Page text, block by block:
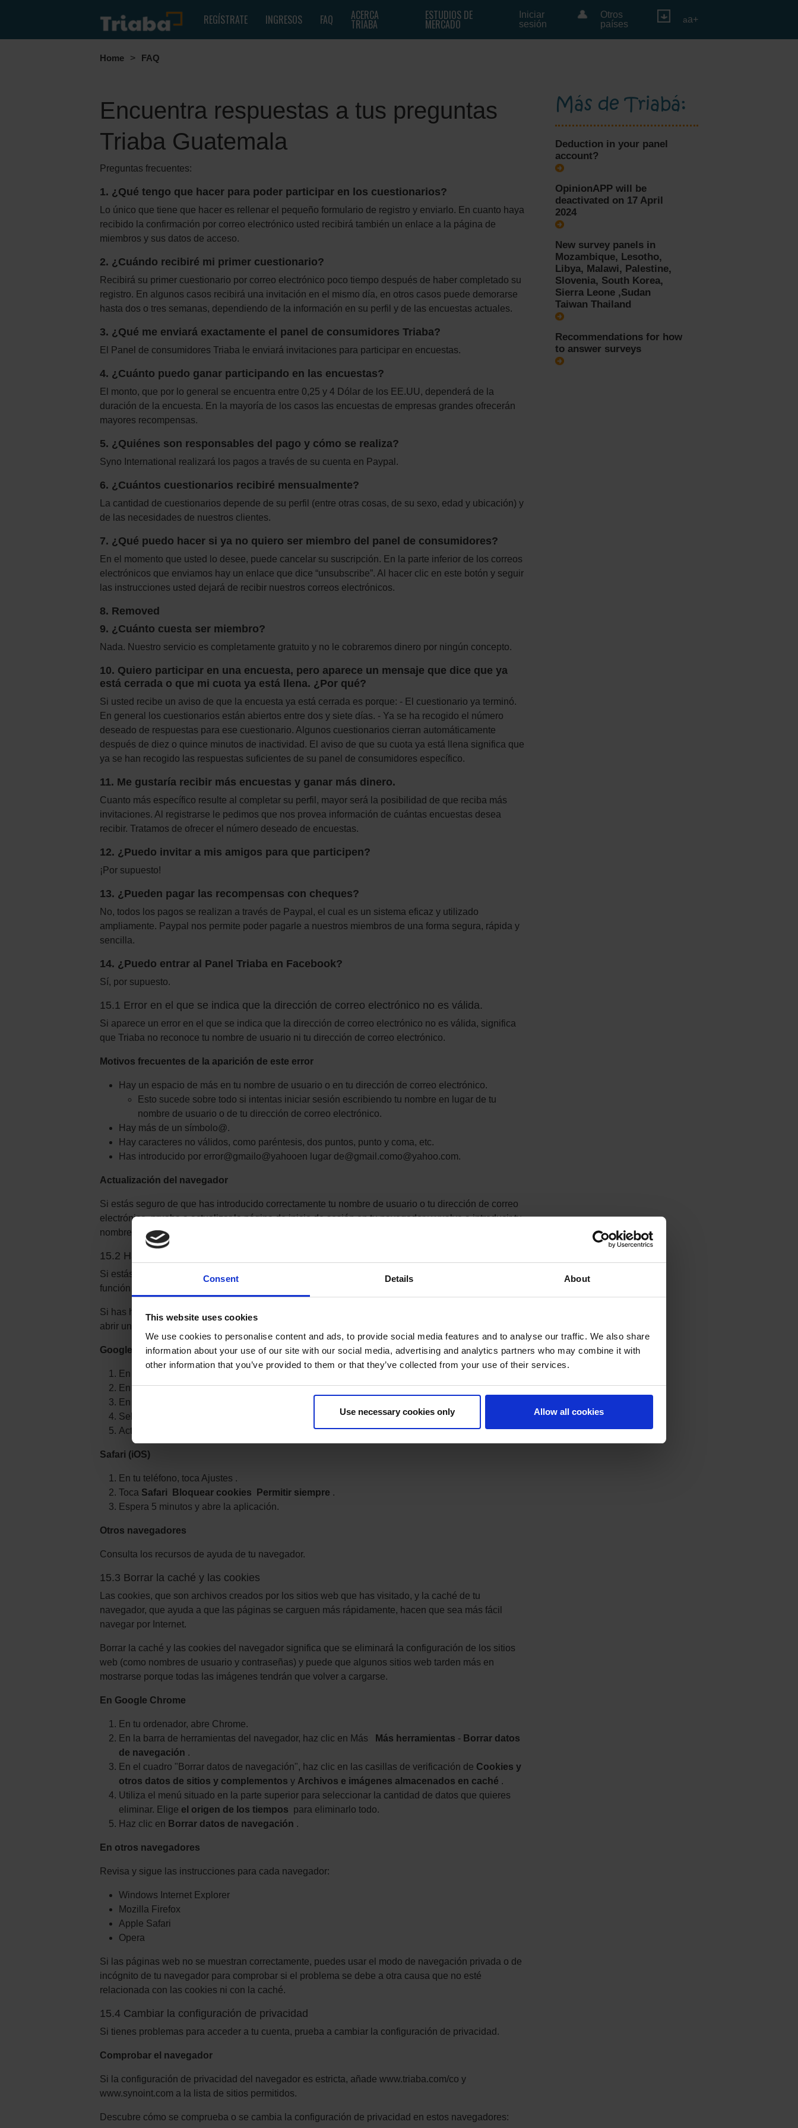
Consent Details About
This website uses cookies
We use cookies to personalise content and ads, to provide social media features and to analyse our traffic. We also share
information about your use of our site with our social media, advertising and analytics partners who may combine it with
other information that you’ve provided to them or that they’ve collected from your use of their services.
Use necessary cookies only Allow all cookies
REGÍSTRATE INGRESOS FAQ ACERCA
TRIABA
ESTUDIOS DE
MERCADO
Iniciar
sesión
Otros
países
aa+
Home > FAQ
Encuentra respuestas a tus preguntas
Triaba Guatemala
Preguntas frecuentes:
1. ¿Qué tengo que hacer para poder participar en los cuestionarios?
Lo único que tiene que hacer es rellenar el pequeño formulario de registro y enviarlo. En cuanto haya
recibido la confirmación por correo electrónico usted recibirá también un enlace a la página de
miembros y sus datos de acceso.
2. ¿Cuándo recibiré mi primer cuestionario?
Recibirá su primer cuestionario por correo electrónico poco tiempo después de haber completado su
registro. En algunos casos recibirá una invitación en el mismo día, en otros casos puede demorarse
hasta dos o tres semanas, dependiendo de la información en su perfil y de las encuestas actuales.
3. ¿Qué me enviará exactamente el panel de consumidores Triaba?
El Panel de consumidores Triaba le enviará invitaciones para participar en encuestas.
4. ¿Cuánto puedo ganar participando en las encuestas?
El monto, que por lo general se encuentra entre 0,25 y 4 Dólar de los EE.UU, dependerá de la
duración de la encuesta. En la mayoría de los casos las encuestas de empresas grandes ofrecerán
mayores recompensas.
5. ¿Quiénes son responsables del pago y cómo se realiza?
Syno International realizará los pagos a través de su cuenta en Paypal.
6. ¿Cuántos cuestionarios recibiré mensualmente?
La cantidad de cuestionarios depende de su perfil (entre otras cosas, de su sexo, edad y ubicación) y
de las necesidades de nuestros clientes.
7. ¿Qué puedo hacer si ya no quiero ser miembro del panel de consumidores?
En el momento que usted lo desee, puede cancelar su suscripción. En la parte inferior de los correos
electrónicos que enviamos hay un enlace que dice “unsubscribe”. Al hacer clic en este botón y seguir
las instrucciones usted dejará de recibir nuestros correos electrónicos.
8. Removed
9. ¿Cuánto cuesta ser miembro?
Nada. Nuestro servicio es completamente gratuito y no le cobraremos dinero por ningún concepto.
10. Quiero participar en una encuesta, pero aparece un mensaje que dice que ya
está cerrada o que mi cuota ya está llena. ¿Por qué?
Si usted recibe un aviso de que la encuesta ya está cerrada es porque: - El cuestionario ya terminó.
En general los cuestionarios están abiertos entre dos y siete días. - Ya se ha recogido el número
deseado de respuestas para ese cuestionario. Algunos cuestionarios cierran automáticamente
después de diez o quince minutos de inactividad. El aviso de que su cuota ya está llena significa que
ya se han recogido las respuestas suficientes de su panel de consumidores específico.
11. Me gustaría recibir más encuestas y ganar más dinero.
Cuanto más específico resulte al completar su perfil, mayor será la posibilidad de que reciba más
invitaciones. Al registrarse le pedimos que nos provea información de cuántas encuestas desea
recibir. Tratamos de ofrecer el número deseado de encuestas.
12. ¿Puedo invitar a mis amigos para que participen?
¡Por supuesto!
13. ¿Pueden pagar las recompensas con cheques?
No, todos los pagos se realizan a través de Paypal, el cual es un sistema eficaz y utilizado
ampliamente. Paypal nos permite poder pagarle a nuestros miembros de una forma segura, rápida y
sencilla.
14. ¿Puedo entrar al Panel Triaba en Facebook?
Sí, por supuesto.
15.1 Error en el que se indica que la dirección de correo electrónico no es válida.
Si aparece un error en el que se indica que la dirección de correo electrónico no es válida, significa
que Triaba no reconoce tu nombre de usuario ni tu dirección de correo electrónico.
Motivos frecuentes de la aparición de este error
Hay un espacio de más en tu nombre de usuario o en tu dirección de correo electrónico.
Esto sucede sobre todo si intentas iniciar sesión escribiendo tu nombre en lugar de tu
nombre de usuario o de tu dirección de correo electrónico.
Hay más de un símbolo@.
Hay caracteres no válidos, como paréntesis, dos puntos, punto y coma, etc.
Has introducido por error@gmailo@yahooen lugar de@gmail.como@yahoo.com.
Actualización del navegador
Si estás seguro de que has introducido correctamente tu nombre de usuario o tu dirección de correo
electrónico, prueba a actualizar la página de inicio de sesión en tu navegador y vuelve a introducir tu
nombre de usuario o tu dirección de correo electrónico.
15.2 Habilitar cookies
Si estás utilizando tu cuenta de Triaba y aparece un mensaje que te indica que se ha desactivado la
función de cookies de tu navegador, tendrás que activarla para poder utilizar tu cuenta de Triaba.
Si has habilitado las cookies en el navegador, pero sigue apareciendo el mensaje de error, prueba a
abrir una ventana nueva o cierra las otras pestañas del navegador.
Google Chrome
En la barra de herramientas del navegador, selecciona Más
En la parte inferior de la página, seleccionaMostrar configuración avanzada…
En "Privacidad", selecciona
Selecciona
Activa
Permitir que los sitios web guarden y consulten datos de cookies.
Safari (iOS)
En tu teléfono, toca Ajustes .
Toca Safari Bloquear cookies Permitir siempre .
Espera 5 minutos y abre la aplicación.
Otros navegadores
Consulta los recursos de ayuda de tu navegador.
15.3 Borrar la caché y las cookies
Las cookies, que son archivos creados por los sitios web que has visitado, y la caché de tu
navegador, que ayuda a que las páginas se carguen más rápidamente, hacen que sea más fácil
navegar por Internet.
Borrar la caché y las cookies del navegador significa que se eliminará la configuración de los sitios
web (como nombres de usuario y contraseñas) y puede que algunos sitios web tarden más en
mostrarse porque todas las imágenes tendrán que volver a cargarse.
En Google Chrome
En tu ordenador, abre Chrome.
En la barra de herramientas del navegador, haz clic en Más
Más herramientas - Borrar datos
de navegación .
En el cuadro "Borrar datos de navegación", haz clic en las casillas de verificación de Cookies y
otros datos de sitios y complementos y Archivos e imágenes almacenados en caché .
Utiliza el menú situado en la parte superior para seleccionar la cantidad de datos que quieres
eliminar. Elige el origen de los tiempos para eliminarlo todo.
Haz clic en Borrar datos de navegación .
En otros navegadores
Revisa y sigue las instrucciones para cada navegador:
Windows Internet Explorer
Mozilla Firefox
Apple Safari
Opera
Si las páginas web no se muestran correctamente, puedes usar el modo de navegación privada o de
incógnito de tu navegador para comprobar si el problema se debe a otra causa que no esté
relacionada con las cookies ni con la caché.
15.4 Cambiar la configuración de privacidad
Si tienes problemas para acceder a tu cuenta, prueba a cambiar la configuración de privacidad.
Comprobar el navegador
Si la configuración de privacidad del navegador es estricta, añade www.triaba.com/co y
www.synoint.com a la lista de sitios permitidos.
Descubre cómo se comprueba o se cambia la configuración de privacidad en estos navegadores:
Más de Triabá:
Deduction in your panel
account?
OpinionAPP will be
deactivated on 17 April
2024
New survey panels in
Mozambique, Lesotho,
Libya, Malawi, Palestine,
Slovenia, South Korea,
Sierra Leone ,Sudan
Taiwan Thailand
Recommendations for how
to answer surveys